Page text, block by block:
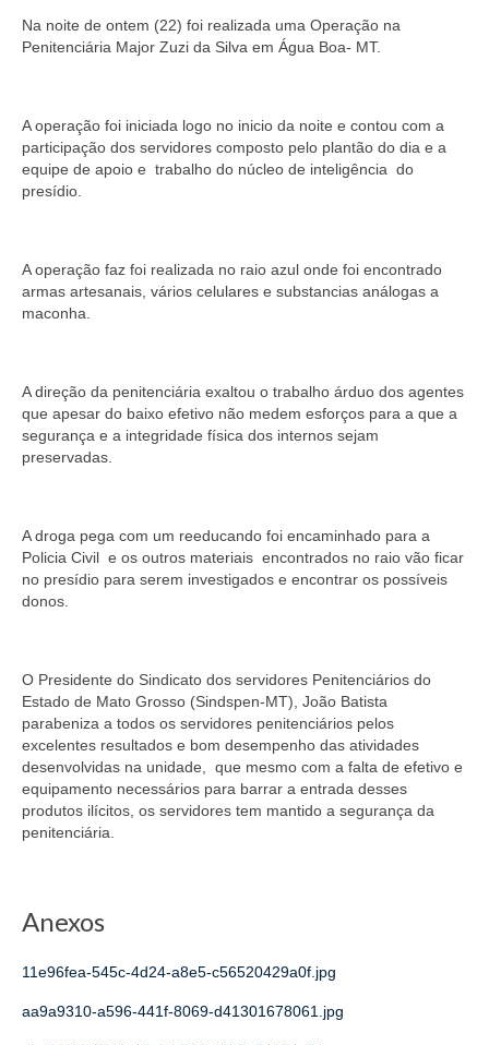
Formulário de Requerimento Padrão Sindsppen
Serviços prestados pelo Sindicato dos
Servidores Penitenciários de Mato Grosso
Notícias Gerais
Nota de Falecimento
Notícias
Convênios
Fale Conosco
Regimento interno do Sindsppen
Na noite de ontem (22) foi realizada uma Operação na
Penitenciária Major Zuzi da Silva em Água Boa- MT.
A operação foi iniciada logo no inicio da noite e contou com a
participação dos servidores composto pelo plantão do dia e a
equipe de apoio e trabalho do núcleo de inteligência do
presídio.
A operação faz foi realizada no raio azul onde foi encontrado
armas artesanais, vários celulares e substancias análogas a
maconha.
A direção da penitenciária exaltou o trabalho árduo dos agentes
que apesar do baixo efetivo não medem esforços para a que a
segurança e a integridade física dos internos sejam
preservadas.
A droga pega com um reeducando foi encaminhado para a
Policia Civil e os outros materiais encontrados no raio vão ficar
no presídio para serem investigados e encontrar os possíveis
donos.
O Presidente do Sindicato dos servidores Penitenciários do
Estado de Mato Grosso (Sindspen-MT), João Batista
parabeniza a todos os servidores penitenciários pelos
excelentes resultados e bom desempenho das atividades
desenvolvidas na unidade, que mesmo com a falta de efetivo e
equipamento necessários para barrar a entrada desses
produtos ilícitos, os servidores tem mantido a segurança da
penitenciária.
Anexos
11e96fea-545c-4d24-a8e5-c56520429a0f.jpg
aa9a9310-a596-441f-8069-d41301678061.jpg